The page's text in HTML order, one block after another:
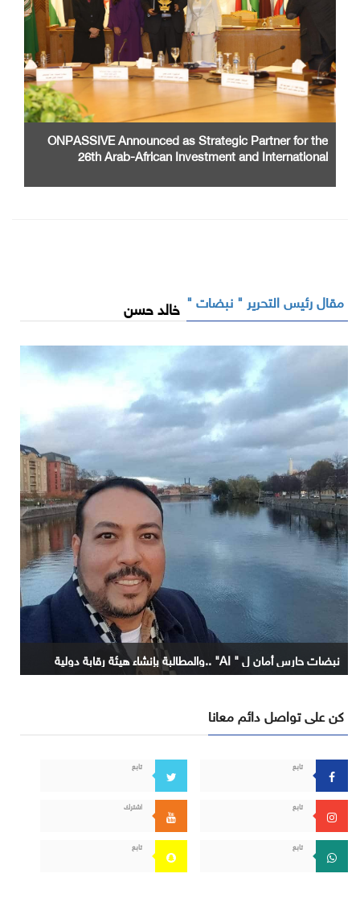
ONPASSIVE Announced as Strategic Partner for the
26th Arab-African Investment and International
مقال رئيس التحرير " نبضات " خالد حسن
نبضات حارس أمان ل " AI" ..والمطالبة بإنشاء هيئة رقابة دولية
كن على تواصل دائم معانا
تابع تابع
تابع اشترك
تابع تابع